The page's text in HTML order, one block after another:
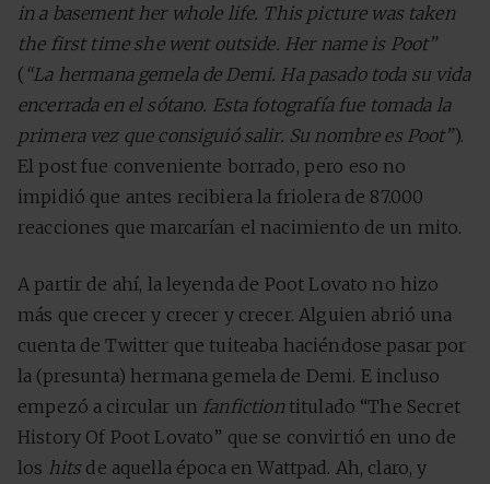
in a basement her whole life. This picture was taken
the first time she went outside. Her name is Poot”
( “La hermana gemela de Demi. Ha pasado toda su vida
encerrada en el sótano. Esta fotografía fue tomada la
primera vez que consiguió salir. Su nombre es Poot”).
El post fue conveniente borrado, pero eso no
impidió que antes recibiera la friolera de 87.000
reacciones que marcarían el nacimiento de un mito.
A partir de ahí, la leyenda de Poot Lovato no hizo
más que crecer y crecer y crecer. Alguien abrió una
cuenta de Twitter que tuiteaba haciéndose pasar por
la (presunta) hermana gemela de Demi. E incluso
empezó a circular un fanfictiontitulado “The Secret
History Of Poot Lovato” que se convirtió en uno de
los hits de aquella época en Wattpad. Ah, claro, y